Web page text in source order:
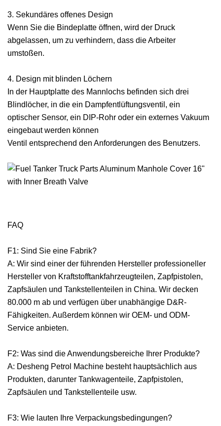
3. Sekundäres offenes Design
Wenn Sie die Bindeplatte öffnen, wird der Druck
abgelassen, um zu verhindern, dass die Arbeiter
umstoßen.
4. Design mit blinden Löchern
In der Hauptplatte des Mannlochs befinden sich drei
Blindlöcher, in die ein Dampfentlüftungsventil, ein
optischer Sensor, ein DIP-Rohr oder ein externes Vakuum
eingebaut werden können
Ventil entsprechend den Anforderungen des Benutzers.
FAQ
F1: Sind Sie eine Fabrik?
A: Wir sind einer der führenden Hersteller professioneller
Hersteller von Kraftstofftankfahrzeugteilen, Zapfpistolen,
Zapfsäulen und Tankstellenteilen in China. Wir decken
80.000 m ab und verfügen über unabhängige D&R-
Fähigkeiten. Außerdem können wir OEM- und ODM-
Service anbieten.
F2: Was sind die Anwendungsbereiche Ihrer Produkte?
A: Desheng Petrol Machine besteht hauptsächlich aus
Produkten, darunter Tankwagenteile, Zapfpistolen,
Zapfsäulen und Tankstellenteile usw.
F3: Wie lauten Ihre Verpackungsbedingungen?